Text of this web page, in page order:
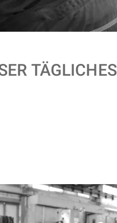
TÄGLICHES